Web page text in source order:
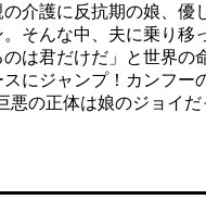
介護に反抗期の娘、優
そんな中、夫に乗り移
は君だけだ」と世界
にジャンプ！カンフー
の正体は娘のジョイだ